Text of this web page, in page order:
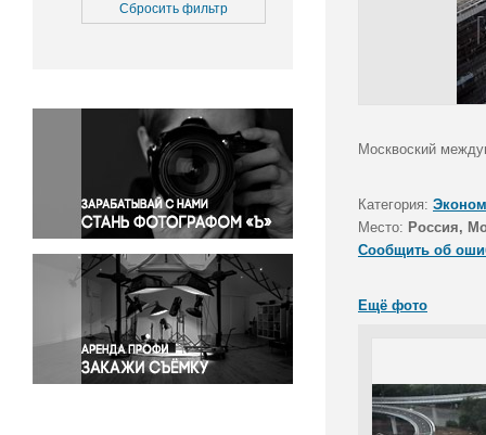
Медицина
Окружающая среда
Политика
Правосудие
Происшествия и конфликты
Религия
Светская жизнь
Спорт
Экология
Экономика и бизнес
Сбросить фильтр
Москвоский
Категория:
Место: Россия,
Сообщить об
Ещё фото